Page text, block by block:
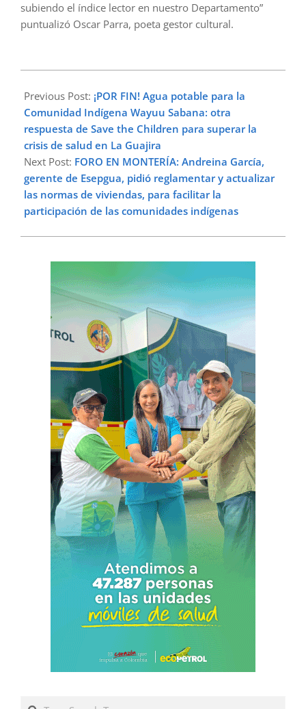
subiendo el índice lector en nuestro Departamento”
puntualizó Oscar Parra, poeta gestor cultural.
09-
03
Previous Post: ¡POR FIN! Agua potable para la
Comunidad Indígena Wayuu Sabana: otra
respuesta de Save the Children para superar la
crisis de salud en La Guajira
Next Post: FORO EN MONTERÍA: Andreina García,
gerente de Esepgua, pidió reglamentar y actualizar
las normas de viviendas, para facilitar la
participación de las comunidades indígenas
Search